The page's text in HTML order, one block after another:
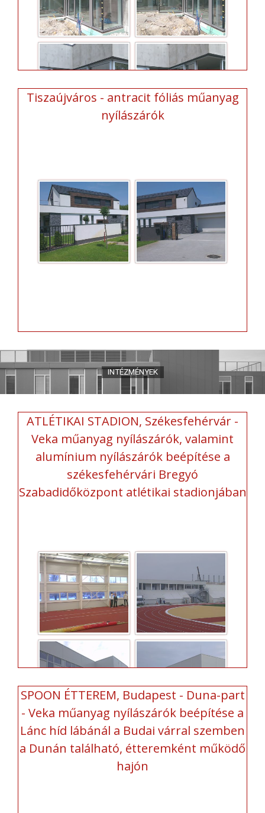
Tiszaújváros - antracit fóliás műanyag
nyílászárók
ATLÉTIKAI STADION, Székesfehérvár -
Veka műanyag nyílászárók, valamint
alumínium nyílászárók beépítése a
székesfehérvári Bregyó
Szabadidőközpont atlétikai stadionjában
SPOON ÉTTEREM, Budapest - Duna-part
- Veka műanyag nyílászárók beépítése a
Lánc híd lábánál a Budai várral szemben
a Dunán található, étteremként működő
hajón